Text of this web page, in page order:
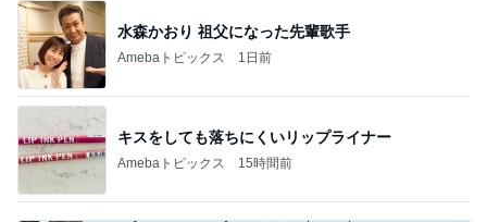
水森かおり 祖父になった先輩歌手
Amebaトピックス 1日前
キスをしても落ちにくいリップライナー
Amebaトピックス 15時間前